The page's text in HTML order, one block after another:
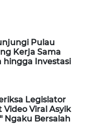
Pulau
Kerja Sama
hingga Investasi
Legislator
Video Viral Asyik
Ngaku Bersalah